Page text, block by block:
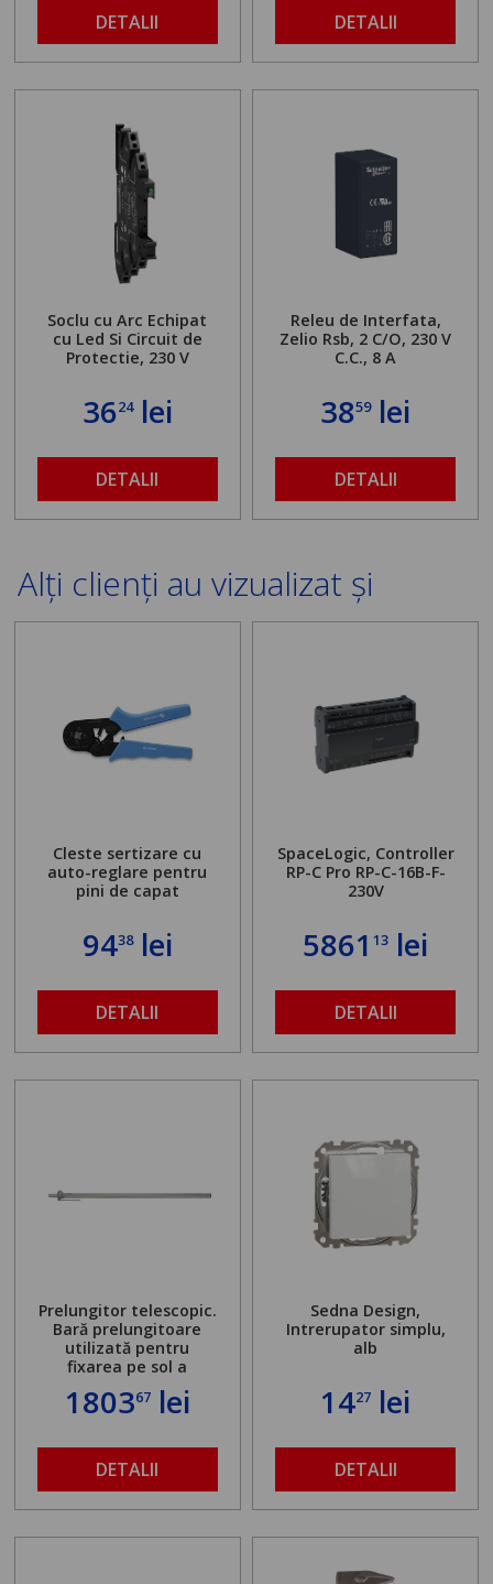
DETALII DETALII
Soclu cu Arc Echipat
cu Led Si Circuit de
Protectie, 230 V
3624lei
DETALII
Releu de Interfata,
Zelio Rsb, 2 C/O, 230 V
C.C., 8 A
3859lei
DETALII
Alți clienți au vizualizat și
Cleste sertizare cu
auto-reglare pentru
pini de capat
9438lei
DETALII
SpaceLogic, Controller
RP-C Pro RP-C-16B-F-
230V
586113 lei
DETALII
Prelungitor telescopic.
Bară prelungitoare
utilizată pentru
fixarea pe sol a
standului mașinii de
găurit în locul
maximă admisă de 500
kg și înălțime reglabilă
de la 1,8 la 2,9 m
180367lei
DETALII
Sedna Design,
Intrerupator simplu,
alb
1427 lei
DETALII